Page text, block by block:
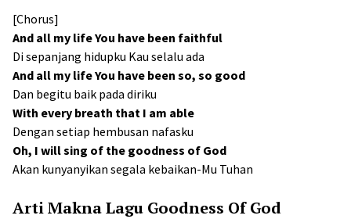
[Chorus]
And all my life You have been faithful
Di sepanjang hidupku Kau selalu ada
And all my life You have been so, so good
Dan begitu baik pada diriku
With every breath that I am able
Dengan setiap hembusan nafasku
Oh, I will sing of the goodness of God
Akan kunyanyikan segala kebaikan-Mu Tuhan
Arti Makna Lagu Goodness Of God